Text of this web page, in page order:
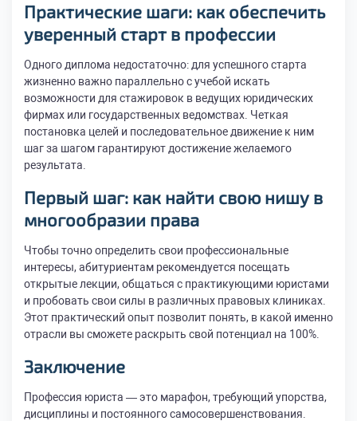
Практические шаги: как обеспечить
уверенный старт в профессии
Одного диплома недостаточно: для успешного старта
жизненно важно параллельно с учебой искать
возможности для стажировок в ведущих юридических
фирмах или государственных ведомствах. Четкая
постановка целей и последовательное движение к ним
шаг за шагом гарантируют достижение желаемого
результата.
Первый шаг: как найти свою нишу в
многообразии права
Чтобы точно определить свои профессиональные
интересы, абитуриентам рекомендуется посещать
открытые лекции, общаться с практикующими юристами
и пробовать свои силы в различных правовых клиниках.
Этот практический опыт позволит понять, в какой именно
отрасли вы сможете раскрыть свой потенциал на 100%.
Заключение
Профессия юриста — это марафон, требующий упорства,
дисциплины и постоянного самосовершенствования.